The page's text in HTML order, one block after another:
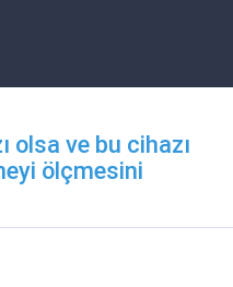
olsa ve bu cihazı
ölçmesini